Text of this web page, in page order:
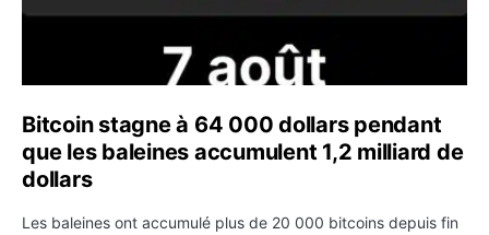
Bitcoin stagne à 64 000 dollars pendant
que les baleines accumulent 1,2 milliard de
dollars
Les baleines ont accumulé plus de 20 000 bitcoins depuis fin